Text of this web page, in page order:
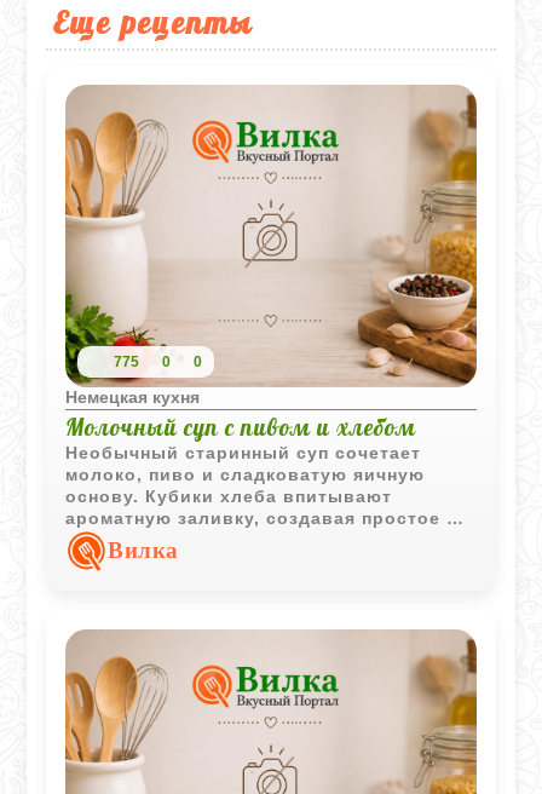
Еще рецепты
775 0 0
Немецкая кухня
Молочный суп с пивом и хлебом
Необычный старинный суп сочетает
молоко, пиво и сладковатую яичную
основу. Кубики хлеба впитывают
ароматную заливку, создавая простое и
интересное блюдо с характерным
вкусом.Вилка